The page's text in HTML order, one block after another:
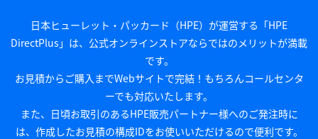
日本ヒューレット・パッカード（HPE）が運営する「HPE
DirectPlus」は、公式オンラインストアならではのメリットが満載
です。
お見積からご購入までWebサイトで完結！もちろんコールセンタ
ーでも対応いたします。
また、日頃お取引のあるHPE販売パートナー様へのご発注時に
は、作成したお見積の構成IDをお使いいただけるので便利です。